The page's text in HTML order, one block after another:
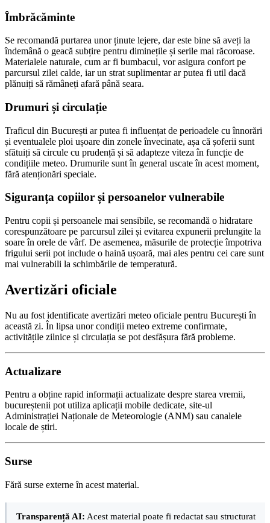
Îmbrăcăminte
Se recomandă purtarea unor ținute lejere, dar este bine să aveți la
îndemână o geacă subțire pentru diminețile și serile mai răcoroase.
Materialele naturale, cum ar fi bumbacul, vor asigura confort pe
parcursul zilei calde, iar un strat suplimentar ar putea fi util dacă
plănuiți să rămâneți afară până seara.
Drumuri și circulație
Traficul din București ar putea fi influențat de perioadele cu înnorări
și eventualele ploi ușoare din zonele învecinate, așa că șoferii sunt
sfătuiți să circule cu prudență și să adapteze viteza în funcție de
condițiile meteo. Drumurile sunt în general uscate în acest moment,
fără atenționări speciale.
Siguranța copiilor și persoanelor vulnerabile
Pentru copii și persoanele mai sensibile, se recomandă o hidratare
corespunzătoare pe parcursul zilei și evitarea expunerii prelungite la
soare în orele de vârf. De asemenea, măsurile de protecție împotriva
frigului serii pot include o haină ușoară, mai ales pentru cei care sunt
mai vulnerabili la schimbările de temperatură.
Avertizări oficiale
Nu au fost identificate avertizări meteo oficiale pentru București în
această zi. În lipsa unor condiții meteo extreme confirmate,
activitățile zilnice și circulația se pot desfășura fără probleme.
Actualizare
Pentru a obține rapid informații actualizate despre starea vremii,
bucureștenii pot utiliza aplicații mobile dedicate, site-ul
Administrației Naționale de Meteorologie (ANM) sau canalele
locale de știri.
Surse
Fără surse externe în acest material.
Transparență AI: Acest material poate fi redactat sau structurat